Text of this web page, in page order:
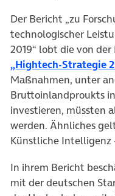
Der Bericht „zu
technologischer
2019“ lobt die von
„Hightech-Strategie
Maßnahmen, unter
Bruttoinlandproukts
investieren, müssten
werden. Ähnliches
Künstliche Intelligenz
In ihrem Bericht
mit der deutschen